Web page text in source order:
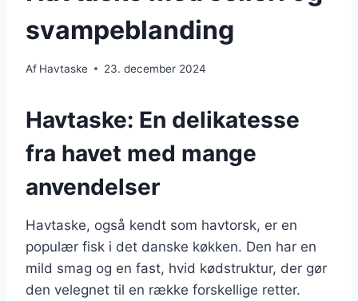
svampeblanding
Af Havtaske 23. december 2024
Havtaske: En delikatesse
fra havet med mange
anvendelser
Havtaske, også kendt som havtorsk, er en
populær fisk i det danske køkken. Den har en
mild smag og en fast, hvid kødstruktur, der gør
den velegnet til en række forskellige retter.